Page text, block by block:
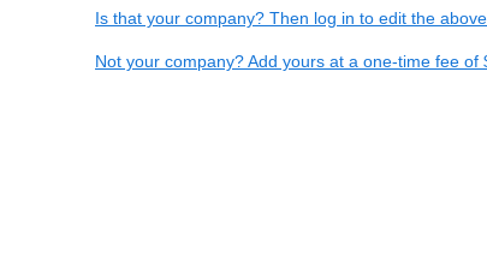
Is that your company? Then log in to edit the
Not your company? Add yours at a one-time fee of